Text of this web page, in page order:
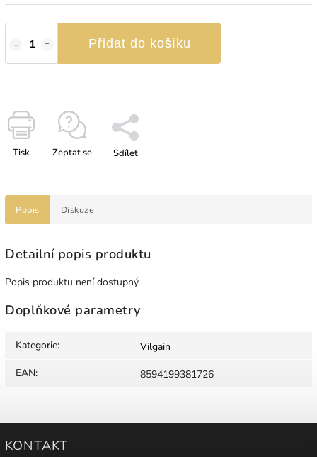
Přidat do košíku
Tisk Zeptat se Sdílet
Popis Diskuze
Detailní popis produktu
Popis produktu není dostupný
Doplňkové parametry
Kategorie:
Vilgain
EAN: 8594199381726
KONTAKT